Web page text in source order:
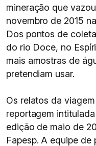
mineração que
novembro de 2015
Dos pontos de
do rio Doce, no
mais amostras de
pretendiam usar.
Os relatos da
reportagem intitulada
edição de maio de
Fapesp. A equipe de